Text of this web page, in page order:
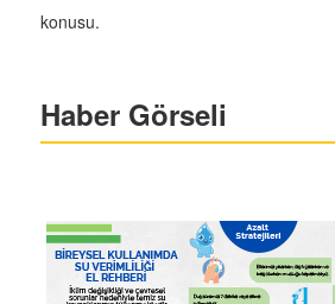
konusu.
Haber Görseli